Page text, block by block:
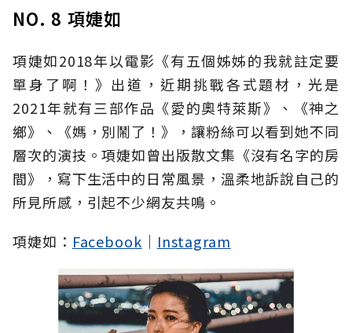
NO. 8 項婕如
項婕如2018年以電影《有五個姊姊的我就註定要
單身了啊！》出道，近期挑戰各式題材，光是
2021年就有三部作品《愛的奧特萊斯》、《神之
鄉》、《媽，別鬧了！》，讓粉絲可以看到她不同
層次的演技。項婕如曾出版散文集《沒有名字的房
間》，寫下生活中的日常風景，溫柔地訴說自己的
所見所感，引起不少網友共鳴。
項婕如： Facebook ｜ Instagram